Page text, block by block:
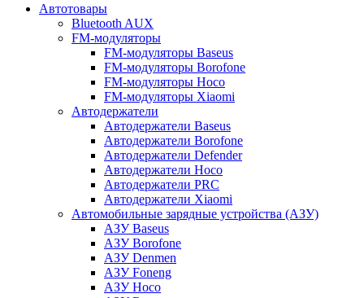
Автотовары
Bluetooth AUX
FM-модуляторы
FM-модуляторы Baseus
FM-модуляторы Borofone
FM-модуляторы Hoco
FM-модуляторы Xiaomi
Автодержатели
Автодержатели Baseus
Автодержатели Borofone
Автодержатели Defender
Автодержатели Hoco
Автодержатели PRC
Автодержатели Xiaomi
Автомобильные зарядные устройства (АЗУ)
АЗУ Baseus
АЗУ Borofone
АЗУ Denmen
АЗУ Foneng
АЗУ Hoco